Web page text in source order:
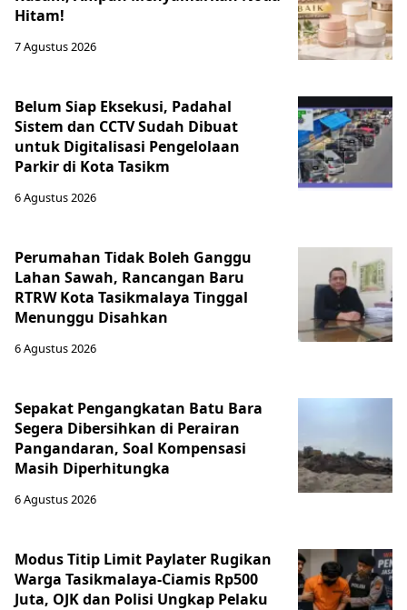
Hitam!
7 Agustus 2026
Belum Siap Eksekusi, Padahal
Sistem dan CCTV Sudah Dibuat
untuk Digitalisasi Pengelolaan
Parkir di Kota Tasikm
6 Agustus 2026
Perumahan Tidak Boleh Ganggu
Lahan Sawah, Rancangan Baru
RTRW Kota Tasikmalaya Tinggal
Menunggu Disahkan
6 Agustus 2026
Sepakat Pengangkatan Batu Bara
Segera Dibersihkan di Perairan
Pangandaran, Soal Kompensasi
Masih Diperhitungka
6 Agustus 2026
Modus Titip Limit Paylater Rugikan
Warga Tasikmalaya-Ciamis Rp500
Juta, OJK dan Polisi Ungkap Pelaku